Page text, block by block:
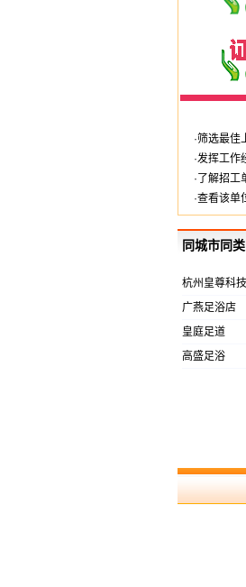
·筛选最佳
·发挥工作
·了解招工
·查看该单
同城市同
杭州皇尊科
广燕足浴店
皇庭足道
高盛足浴